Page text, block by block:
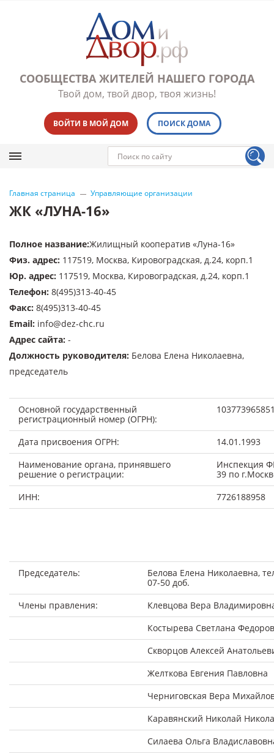
СООБЩЕСТВА ЖИТЕЛЕЙ НАШЕГО ГОРОДА
Твой дом, твой двор, твоя жизнь!
ВОЙТИ В МОЙ ДОМ ПОИСК ДОМА
Главная страница Управляющие организации
ЖК «ЛУНА-16»
Полное название:Жилищный кооператив «Луна-16»
Физ. адрес: 117519, Москва, Кировоградская, д.24, корп.1
Юр. адрес: 117519, Москва, Кировоградская, д.24, корп.1
Телефон: 8(495)313-40-45
Факс: 8(495)313-40-45
Email: info@dez-chc.ru
Адрес сайта: -
Должность руководителя: Белова Елена Николаевна,
председатель
Основной государственный
регистрационный номер (ОГРН):
Дата присвоения ОГРН:
14.01.1993
Наименование органа, принявшего
решение о регистрации:
Инспекция
39 по
ИНН:
7726188958
Председатель:
Белова Елена Николаевна,
07-50 доб.
Члены правления:
Клевцова Вера
Костырева Светлана
Скворцов Алексей
Желткова Евгения Павловна
Черниговская Вера
Каравянский Николай
Силаева Ольга